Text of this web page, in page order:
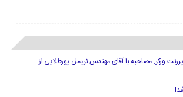
پرزنت ورکر: مصاحبه با آقای مهندس نریمان پورطلایی از